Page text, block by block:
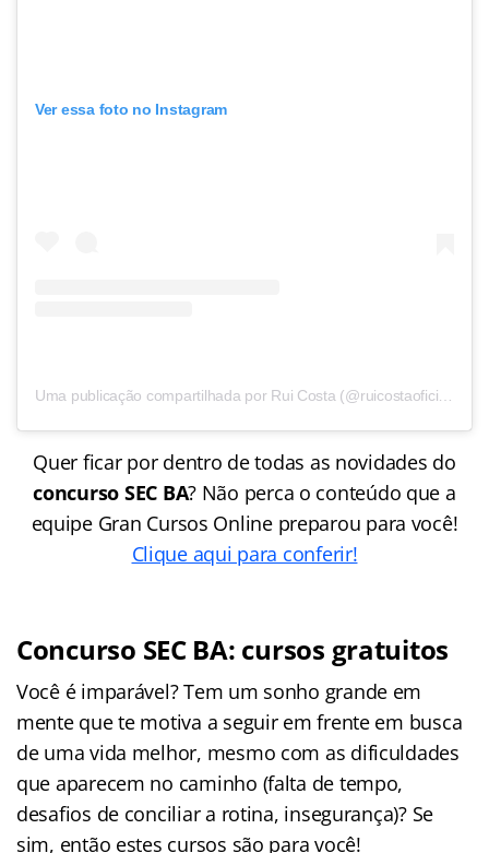
Ver essa foto no Instagram
Uma publicação compartilhada por Rui Costa (@ruicostaoficial)
Quer ficar por dentro de todas as novidades do
concurso SEC BA? Não perca o conteúdo que a
equipe Gran Cursos Online preparou para você!
Clique aqui para conferir!
Concurso SEC BA: cursos gratuitos
Você é imparável? Tem um sonho grande em
mente que te motiva a seguir em frente em busca
de uma vida melhor, mesmo com as dificuldades
que aparecem no caminho (falta de tempo,
desafios de conciliar a rotina, insegurança)? Se
sim, então estes cursos são para você!